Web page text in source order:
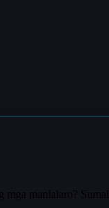
mga manlalaro?